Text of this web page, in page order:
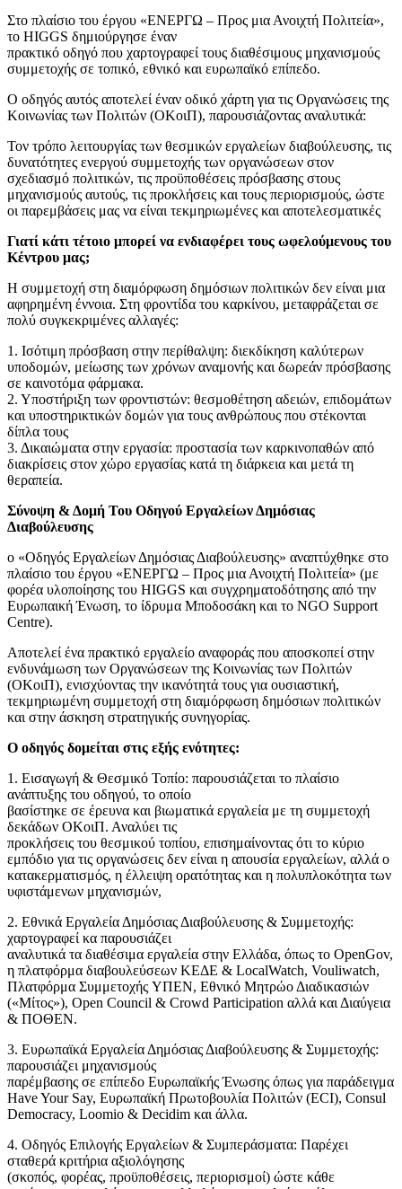
Στο πλαίσιο του έργου «ΕΝΕΡΓΩ – Προς μια Ανοιχτή Πολιτεία»,
το HIGGS δημιούργησε έναν
πρακτικό οδηγό που χαρτογραφεί τους διαθέσιμους μηχανισμούς
συμμετοχής σε τοπικό, εθνικό και ευρωπαϊκό επίπεδο.
Ο οδηγός αυτός αποτελεί έναν οδικό χάρτη για τις Οργανώσεις της
Κοινωνίας των Πολιτών (ΟΚοιΠ), παρουσιάζοντας αναλυτικά:
Τον τρόπο λειτουργίας των θεσμικών εργαλείων διαβούλευσης, τις
δυνατότητες ενεργού συμμετοχής των οργανώσεων στον
σχεδιασμό πολιτικών, τις προϋποθέσεις πρόσβασης στους
μηχανισμούς αυτούς, τις προκλήσεις και τους περιορισμούς, ώστε
οι παρεμβάσεις μας να είναι τεκμηριωμένες και αποτελεσματικές
Γιατί κάτι τέτοιο μπορεί να ενδιαφέρει τους ωφελούμενους του
Κέντρου μας;
Η συμμετοχή στη διαμόρφωση δημόσιων πολιτικών δεν είναι μια
αφηρημένη έννοια. Στη φροντίδα του καρκίνου, μεταφράζεται σε
πολύ συγκεκριμένες αλλαγές:
1. Ισότιμη πρόσβαση στην περίθαλψη: διεκδίκηση καλύτερων
υποδομών, μείωσης των χρόνων αναμονής και δωρεάν πρόσβασης
σε καινοτόμα φάρμακα.
2. Υποστήριξη των φροντιστών: θεσμοθέτηση αδειών, επιδομάτων
και υποστηρικτικών δομών για τους ανθρώπους που στέκονται
δίπλα τους
3. Δικαιώματα στην εργασία: προστασία των καρκινοπαθών από
διακρίσεις στον χώρο εργασίας κατά τη διάρκεια και μετά τη
θεραπεία.
Σύνοψη & Δομή Του Οδηγού Εργαλείων Δημόσιας
Διαβούλευσης
ο «Οδηγός Εργαλείων Δημόσιας Διαβούλευσης» αναπτύχθηκε στο
πλαίσιο του έργου «ΕΝΕΡΓΩ – Προς μια Ανοιχτή Πολιτεία» (με
φορέα υλοποίησης του HIGGS και συγχρηματοδότησης από την
Ευρωπαική Ένωση, το ίδρυμα Μποδοσάκη και το NGO Support
Centre).
Αποτελεί ένα πρακτικό εργαλείο αναφοράς που αποσκοπεί στην
ενδυνάμωση των Οργανώσεων της Κοινωνίας των Πολιτών
(ΟΚοιΠ), ενισχύοντας την ικανότητά τους για ουσιαστική,
τεκμηριωμένη συμμετοχή στη διαμόρφωση δημόσιων πολιτικών
και στην άσκηση στρατηγικής συνηγορίας.
Ο οδηγός δομείται στις εξής ενότητες:
1. Εισαγωγή & Θεσμικό Τοπίο: παρουσιάζεται το πλαίσιο
ανάπτυξης του οδηγού, το οποίο
βασίστηκε σε έρευνα και βιωματικά εργαλεία με τη συμμετοχή
δεκάδων ΟΚοιΠ. Αναλύει τις
προκλήσεις του θεσμικού τοπίου, επισημαίνοντας ότι το κύριο
εμπόδιο για τις οργανώσεις δεν είναι η απουσία εργαλείων, αλλά ο
κατακερματισμός, η έλλειψη ορατότητας και η πολυπλοκότητα των
υφιστάμενων μηχανισμών,
2. Εθνικά Εργαλεία Δημόσιας Διαβούλευσης & Συμμετοχής:
χαρτογραφεί κα παρουσιάζει
αναλυτικά τα διαθέσιμα εργαλεία στην Ελλάδα, όπως το OpenGov,
η πλατφόρμα διαβουλεύσεων ΚΕΔΕ & LocalWatch, Vouliwatch,
Πλατφόρμα Συμμετοχής YΠΕΝ, Εθνικό Μητρώο Διαδικασιών
(«Μίτος»), Open Council & Crowd Participation αλλά και Διαύγεια
& ΠΟΘΕΝ.
3. Ευρωπαϊκά Εργαλεία Δημόσιας Διαβούλευσης & Συμμετοχής:
παρουσιάζει μηχανισμούς
παρέμβασης σε επίπεδο Ευρωπαϊκής Ένωσης όπως για παράδειγμα
Have Your Say, Ευρωπαϊκή Πρωτοβουλία Πολιτών (ECI), Consul
Democracy, Loomio & Decidim και άλλα.
4. Οδηγός Επιλογής Εργαλείων & Συμπεράσματα: Παρέχει
σταθερά κριτήρια αξιολόγησης
(σκοπός, φορέας, προϋποθέσεις, περιορισμοί) ώστε κάθε